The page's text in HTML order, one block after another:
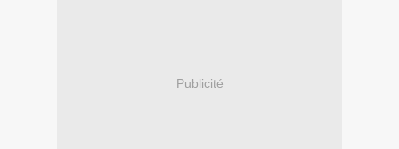
Publicité